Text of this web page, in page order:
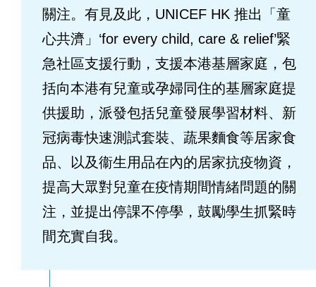
關注。有見及此，UNICEF HK 推出「童
心共濟」‘for every child, care & relief’緊
急社區支援行動，支援本港基層家庭，包
括向本港有兒童或孕婦同住的基層家庭提
供援助，派發包括兒童發展學習材料、新
冠病毒快速測試套裝、蔬果麵食等居家食
品、以及衞生用品在內的居家抗疫物資，
提高大眾對兒童在疫情期間情緒問題的關
注，並提出停課不停學，鼓勵學生抓緊時
間充實自我。